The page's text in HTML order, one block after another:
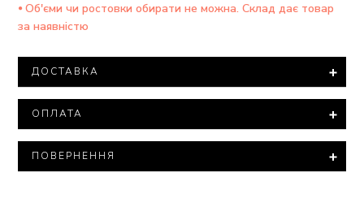
⦁ Об'єми чи ростовки обирати не можна. Склад дає товар
за наявністю
ДОСТАВКА
Доставка товару здійснюється компанією ТОВ "Нова
ПОШТА".
доставка товару здійснюється БЕЗКОШТОВНО.
ОПЛАТА
Мінімальна сума замовлення – 500 гривень.
ПОВЕРНЕННЯ